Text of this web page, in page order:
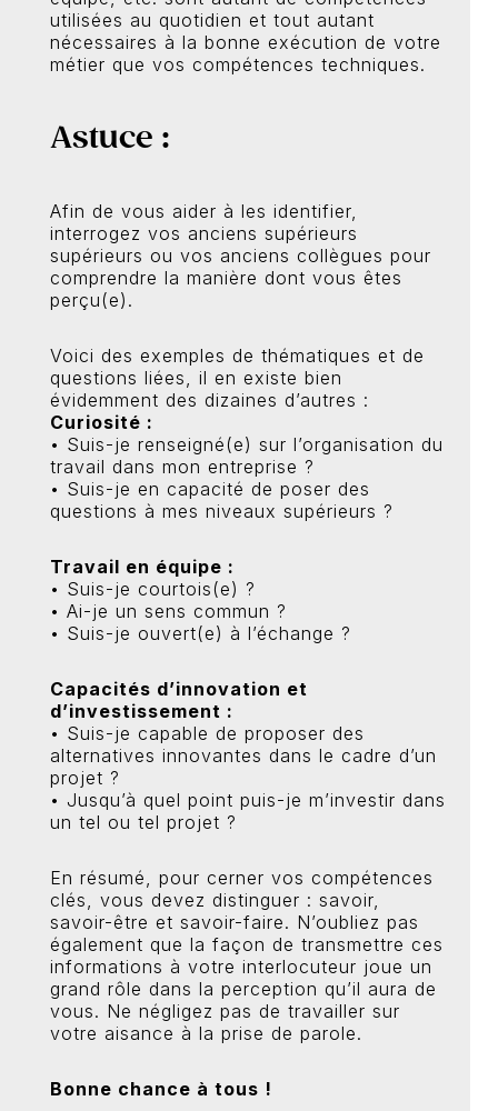
utilisées au quotidien et tout autant
nécessaires à la bonne exécution de votre
métier que vos compétences techniques.
Astuce :
Afin de vous aider à les identifier,
interrogez vos anciens supérieurs
supérieurs ou vos anciens collègues pour
comprendre la manière dont vous êtes
perçu(e).
Voici des exemples de thématiques et de
questions liées, il en existe bien
évidemment des dizaines d’autres :
Curiosité :
• Suis-je renseigné(e) sur l’organisation du
travail dans mon entreprise ?
• Suis-je en capacité de poser des
questions à mes niveaux supérieurs ?
Travail en équipe :
• Suis-je courtois(e) ?
• Ai-je un sens commun ?
• Suis-je ouvert(e) à l’échange ?
Capacités d’innovation et
d’investissement :
• Suis-je capable de proposer des
alternatives innovantes dans le cadre d’un
projet ?
• Jusqu’à quel point puis-je m’investir dans
un tel ou tel projet ?
En résumé, pour cerner vos compétences
clés, vous devez distinguer : savoir,
savoir-être et savoir-faire. N’oubliez pas
également que la façon de transmettre ces
informations à votre interlocuteur joue un
grand rôle dans la perception qu’il aura de
vous. Ne négligez pas de travailler sur
votre aisance à la prise de parole.
Bonne chance à tous !